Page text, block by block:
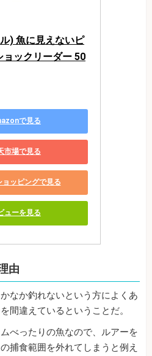
) 魚に見えないピ
ョックリーダー 50
で見る
市場で見る
ッピングで見る
ューを見る
由
なか釣れないという方によくあ
間違えているということだ。
べったりの魚なので、ルアーを
捕食範囲を外れてしまうと例え